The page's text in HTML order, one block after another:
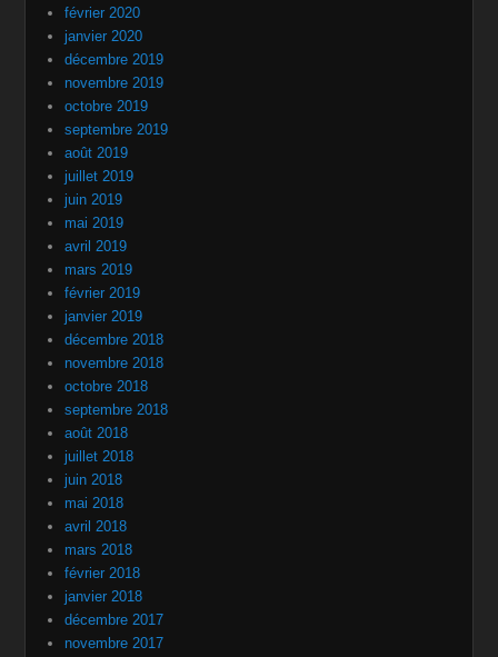
février 2020
janvier 2020
décembre 2019
novembre 2019
octobre 2019
septembre 2019
août 2019
juillet 2019
juin 2019
mai 2019
avril 2019
mars 2019
février 2019
janvier 2019
décembre 2018
novembre 2018
octobre 2018
septembre 2018
août 2018
juillet 2018
juin 2018
mai 2018
avril 2018
mars 2018
février 2018
janvier 2018
décembre 2017
novembre 2017